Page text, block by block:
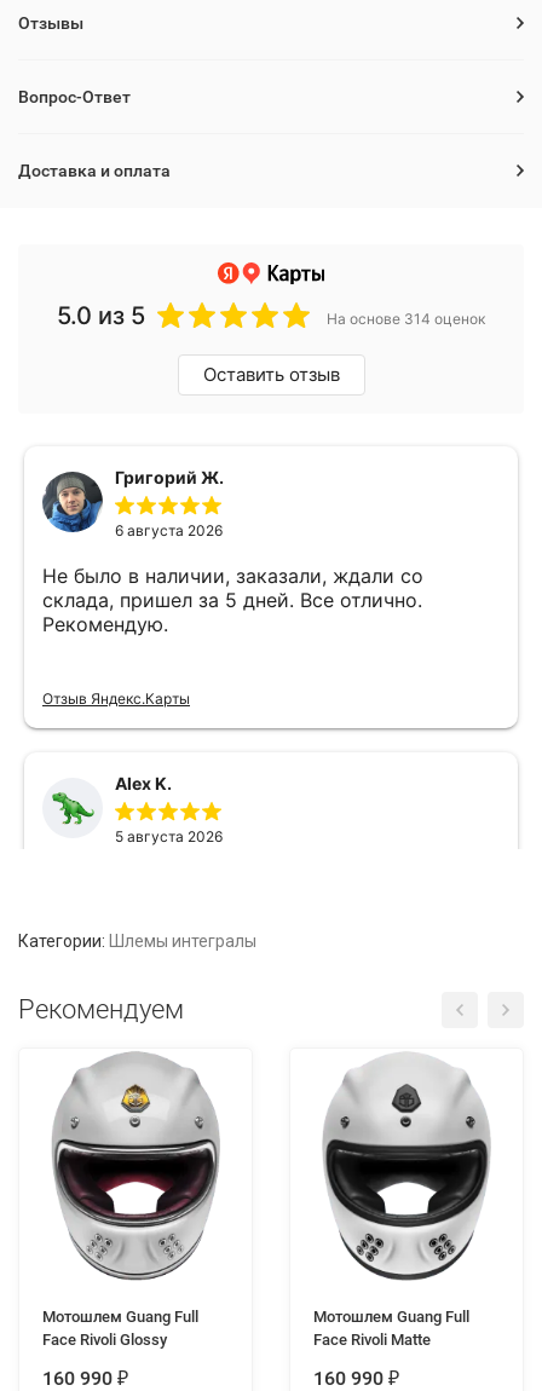
Отзывы
Вопрос-Ответ
Доставка и оплата
Категории: Шлемы интегралы
Рекомендуем
Мотошлем Guang Full
Face Rivoli Glossy
160 990 ₽
Мотошлем Guang Full
Face Rivoli Matte
160 990 ₽